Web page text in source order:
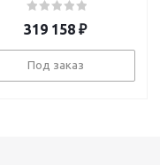
319 158 ₽
Под заказ